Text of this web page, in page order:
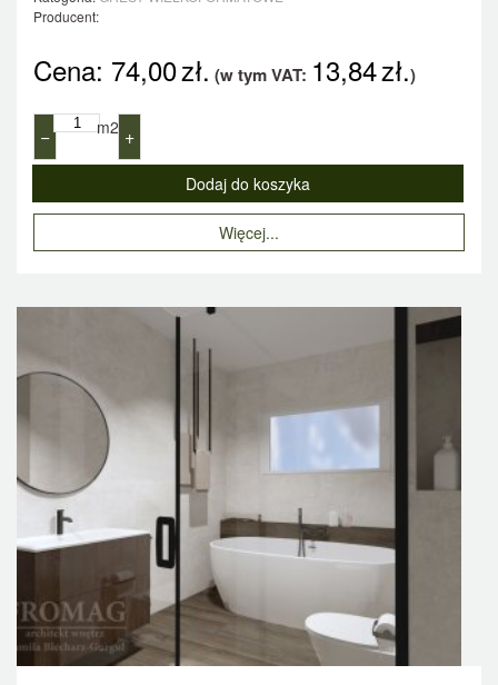
Producent:
Cena: 74,00zł. (w tym VAT: 13,84zł.)
− m2 +
Więcej...